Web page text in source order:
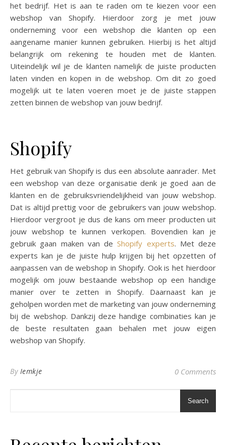
het bedrijf. Het is aan te raden om te kiezen voor een
webshop van Shopify. Hierdoor zorg je met jouw
onderneming voor een webshop die klanten op een
aangename manier kunnen gebruiken. Hierbij is het altijd
belangrijk om rekening te houden met de klanten.
Uiteindelijk wil je de klanten namelijk de juiste producten
laten vinden en kopen in de webshop. Om dit zo goed
mogelijk uit te laten voeren moet je de juiste stappen
zetten binnen de webshop van jouw bedrijf.
Shopify
Het gebruik van Shopify is dus een absolute aanrader. Met
een webshop van deze organisatie denk je goed aan de
klanten en de gebruiksvriendelijkheid van jouw webshop.
Dat is altijd prettig voor de gebruikers van jouw webshop.
Hierdoor vergroot je dus de kans om meer producten uit
jouw webshop te kunnen verkopen. Bovendien kan je
gebruik gaan maken van deShopify experts. Met deze
experts kan je de juiste hulp krijgen bij het opzetten of
aanpassen van de webshop in Shopify. Ook is het hierdoor
mogelijk om jouw bestaande webshop op een handige
manier over te zetten in Shopify. Daarnaast kan je
geholpen worden met de marketing van jouw onderneming
bij de webshop. Dankzij deze handige combinaties kan je
de beste resultaten gaan behalen met jouw eigen
webshop van Shopify.
By Iemkje 0 Comments
Search